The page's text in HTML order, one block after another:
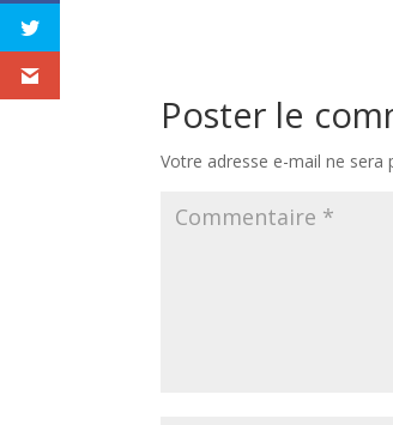
Poster le
Votre adresse e-mail ne sera